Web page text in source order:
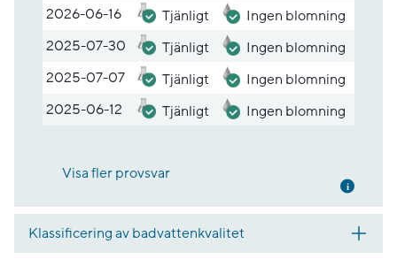
2026-06-16
Tjänligt
Ingen blomning
2025-07-30
Tjänligt
Ingen blomning
2025-07-07
Tjänligt
Ingen blomning
2025-06-12
Tjänligt Ingen blomning
Visa fler provsvar Mer
Klassificering av badvattenkvalitet